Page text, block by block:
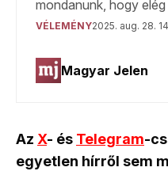
Az X- és Telegram-
egyetlen hírről sem